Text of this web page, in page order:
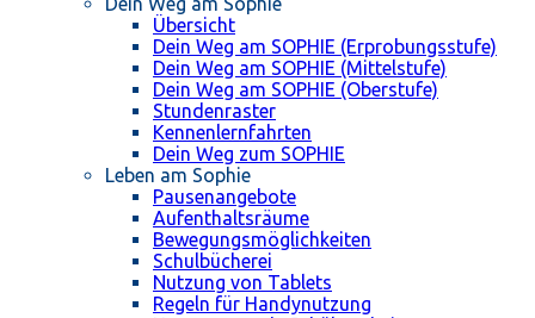
Übersicht
Dein Weg am SOPHIE (Erprobungsstufe)
Dein Weg am SOPHIE (Mittelstufe)
Dein Weg am SOPHIE (Oberstufe)
Stundenraster
Kennenlernfahrten
Dein Weg zum SOPHIE
Leben am Sophie
Pausenangebote
Aufenthaltsräume
Bewegungsmöglichkeiten
Schulbücherei
Nutzung von Tablets
Regeln für Handynutzung